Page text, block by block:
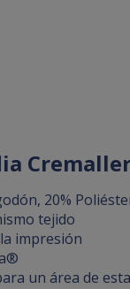
20%
tejido
impresión
un área de